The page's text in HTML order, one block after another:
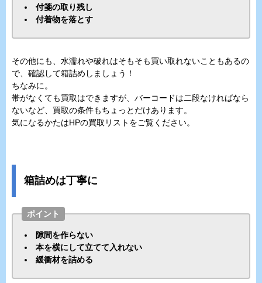
付箋の取り残し
付着物を落とす
その他にも、水濡れや破れはそもそも買い取れないこともあるの
で、確認して箱詰めしましょう！
ちなみに。
帯がなくても買取はできますが、バーコードは二段なければなら
ないなど、買取の条件もちょっとだけあります。
気になるかたはHPの買取リストをご覧ください。
箱詰めは丁寧に
ポイント
隙間を作らない
本を横にして立てて入れない
緩衝材を詰める